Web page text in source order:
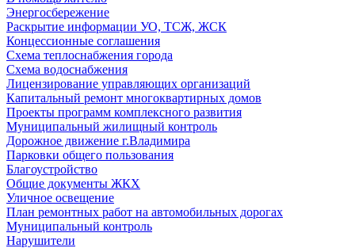
Энергосбережение
Раскрытие информации УО, ТСЖ, ЖСК
Концессионные соглашения
Схема теплоснабжения города
Схема водоснабжения
Лицензирование управляющих организаций
Капитальный ремонт многоквартирных домов
Проекты программ комплексного развития
Муниципальный жилищный контроль
Дорожное движение г.Владимира
Парковки общего пользования
Благоустройство
Общие документы ЖКХ
Уличное освещение
План ремонтных работ на автомобильных дорогах
Муниципальный контроль
Нарушители